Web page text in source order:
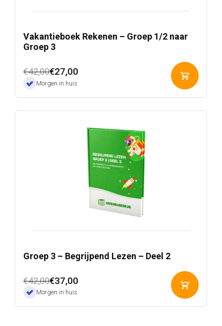
Vakantieboek Rekenen – Groep 1/2 naar
Groep 3
€42,00
Oorspronkelijke
prijs
€42,00.
€27,00
Huidige
prijs
€27,00.
Morgen in huis
aan
Groep 3 – Begrijpend Lezen – Deel 2
€42,00
Oorspronkelijke
prijs
€42,00.
€37,00
Huidige
prijs
€37,00.
Morgen in huis
aan